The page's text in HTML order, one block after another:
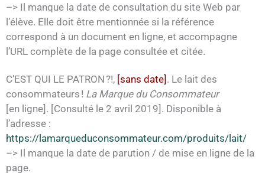
–> Il manque la date de consultation du site Web par
l’élève. Elle doit être mentionnée si la référence
correspond à un document en ligne, et accompagne
l’URL complète de la page consultée et citée.
C’EST QUI LE PATRON ?!, [sans date] . Le lait des
consommateurs ! La Marque du Consommateur
[en ligne]. [Consulté le 2 avril 2019]. Disponible à
l’adresse :
https://lamarqueduconsommateur.com/produits/lait/
–> Il manque la date de parution / de mise en ligne de la
page.